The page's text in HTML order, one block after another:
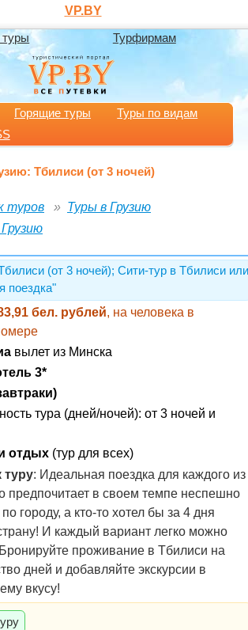
VP.BY
туры Турфирмам
Горящие туры
Туры по видам
Тбилиси (от 3 ночей)
туров
Туры в Грузию
(от 3 ночей); Сити-тур в Тбилиси или
поездка"
бел. рублей, на человека в
вылет из Минска
3*
тура (дней/ночей): от 3 ночей и
отдых (тур для всех)
туру: Идеальная поездка для каждого из
предпочитает в своем темпе неспешно
городу, а кто-то хотел бы за 4 дня
И каждый вариант легко можно
проживание в Тбилиси на
дней и добавляйте экскурсии в
вкусу!